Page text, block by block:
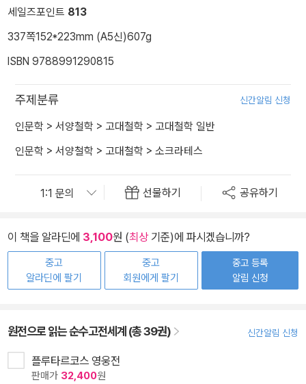
세일즈포인트 813
337쪽152*223mm (A5신)607g
ISBN 9788991290815
주제분류 신간알림 신청
인문학 > 서양철학 > 고대철학 > 고대철학 일반
인문학 > 서양철학 > 고대철학 > 소크라테스
선물하기 공유하기
이 책을 알라딘에 3,100원 (최상기준)에 파시겠습니까?
중고
알라딘에 팔기
중고
회원에게 팔기
중고 등록
알림 신청
원전으로 읽는 순수고전세계 (총 39권) 신간알림 신청
플루타르코스 영웅전
판매가 32,400원